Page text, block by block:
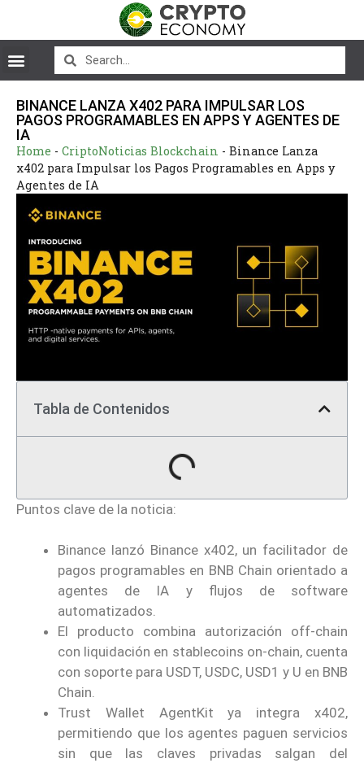
BINANCE LANZA X402 PARA IMPULSAR LOS
PAGOS PROGRAMABLES EN APPS Y AGENTES DE
IA
Home - CriptoNoticias Blockchain - Binance Lanza
x402 para Impulsar los Pagos Programables en Apps y
Agentes de IA
Tabla de Contenidos
Puntos clave de la noticia:
Binance lanzó Binance x402, un facilitador de
pagos programables en BNB Chain orientado a
agentes de IA y flujos de software
automatizados.
El producto combina autorización off-chain
con liquidación en stablecoins on-chain, cuenta
con soporte para USDT, USDC, USD1 y U en BNB
Chain.
Trust Wallet AgentKit ya integra x402,
permitiendo que los agentes paguen servicios
sin que las claves privadas salgan del